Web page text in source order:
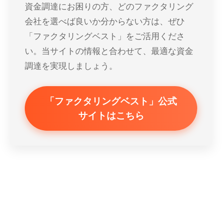
資金調達にお困りの方、どのファクタリング
会社を選べば良いか分からない方は、ぜひ
「ファクタリングベスト」をご活用くださ
い。当サイトの情報と合わせて、最適な資金
調達を実現しましょう。
「ファクタリングベスト」公式
サイトはこちら